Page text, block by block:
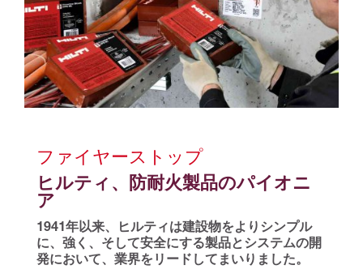
ファイヤーストップ
ヒルティ、防耐火製品のパイオニ
ア
1941年以来、ヒルティは建設物をよりシンプル
に、強く、そして安全にする製品とシステムの開
発において、業界をリードしてまいりました。